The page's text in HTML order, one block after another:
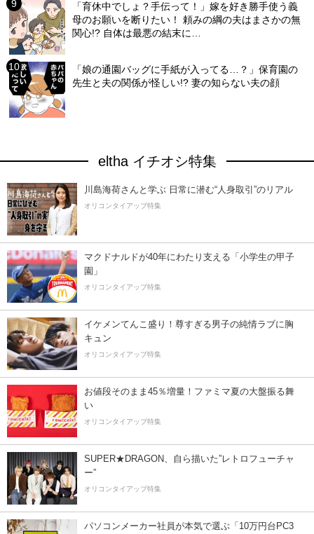
「育休中でしょ？手伝って！」嫁を好き勝手使う義
母のお願いを断りたい！ 頼みの綱の夫はまさかの無
関心!? 自体は最悪の結末に…
「娘の通園バッグに手紙が入ってる…？」保育園の
先生と夫の関係が怪しい!? 妻の知らない夫の顔
eltha イチオシ特集
川島海荷さんと学ぶ 日常に潜む“人身取引”のリアル
オリコンタイアップ特集
マクドナルドが40年にわたり支える「小学生の甲子
園」
オリコンタイアップ特集
イケメンてんこ盛り！尊すぎる男子の純情ラブに胸
キュン
オリコンタイアップ特集
お値段そのまま45％増量！ファミマ夏の大盤振る舞
い
オリコンタイアップ特集
SUPER★DRAGON、自ら描いた”レトロフューチャ
ー”
オリコンタイアップ特集
パソコンメーカー社員が本気で選ぶ「10万円台PC3